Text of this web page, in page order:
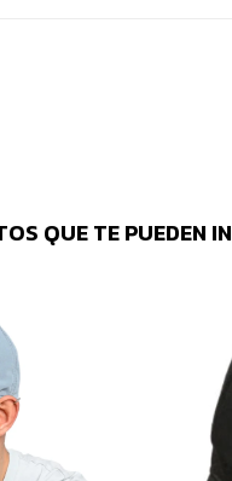
QUE TE PUEDEN